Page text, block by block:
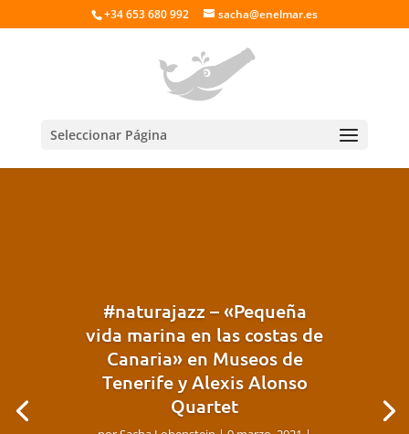
+34 653 680 992 sacha@enelmar.es
Seleccionar Página
#naturajazz​ – «Pequeña
vida marina en las costas de
Canaria» en Museos de
Tenerife y Alexis Alonso
Quartet